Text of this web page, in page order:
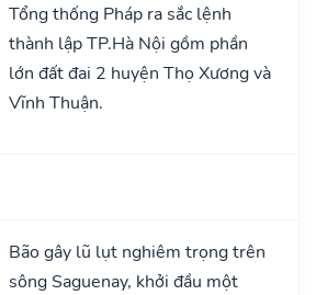
Tổng thống Pháp ra sắc lệnh
thành lập TP.Hà Nội gồm phần
lớn đất đai 2 huyện Thọ Xương và
Vĩnh Thuận.
Bão gây lũ lụt nghiêm trọng trên
sông Saguenay, khởi đầu một